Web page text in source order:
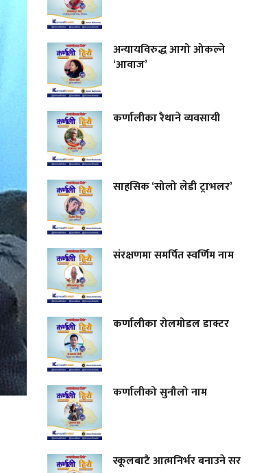
अन्यायविरुद्ध आगो ओकल्ने
‘आवाज’
कर्णालीका रैथाने व्यवसायी
साहसिक ‘सोलो लेडी ट्राभलर’
संरक्षणमा समर्पित स्वर्णिम नाम
कर्णालीका रोलमोडल डाक्टर
कर्णालीको सुनौलो नाम
स्कूलबाटै आत्मनिर्भर बनाउने सर